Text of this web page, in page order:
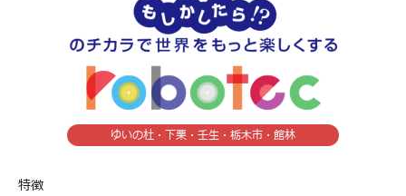
ゆいの杜・下栗・壬生・栃木市・館林
特徴